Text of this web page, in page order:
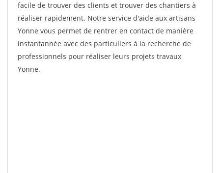
facile de trouver des clients et trouver des chantiers à
réaliser rapidement. Notre service d'aide aux artisans
Yonne vous permet de rentrer en contact de manière
instantannée avec des particuliers à la recherche de
professionnels pour réaliser leurs projets travaux
Yonne.